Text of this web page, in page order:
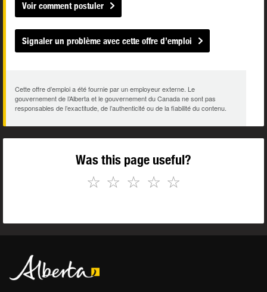
Voir comment postuler
Signaler un problème avec cette offre d’emploi
Cette offre d’emploi a été fournie par un employeur externe. Le
gouvernement de l’Alberta et le gouvernement du Canada ne sont pas
responsables de l’exactitude, de l’authenticité ou de la fiabilité du contenu.
Was this page useful?
☆
☆
☆
☆
☆